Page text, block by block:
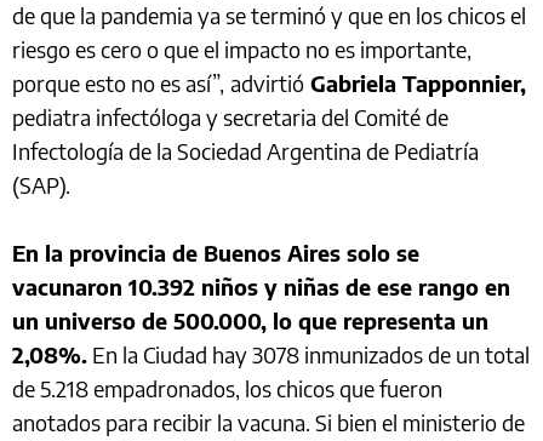
de que la pandemia ya se terminó y que en los chicos el
riesgo es cero o que el impacto no es importante,
porque esto no es así”, advirtió Gabriela Tapponnier,
pediatra infectóloga y secretaria del Comité de
Infectología de la Sociedad Argentina de Pediatría
(SAP).
En la provincia de Buenos Aires solo se
vacunaron 10.392 niños y niñas de ese rango en
un universo de 500.000, lo que representa un
2,08%. En la Ciudad hay 3078 inmunizados de un total
de 5.218 empadronados, los chicos que fueron
anotados para recibir la vacuna. Si bien el ministerio de